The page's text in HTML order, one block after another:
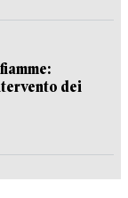
dei